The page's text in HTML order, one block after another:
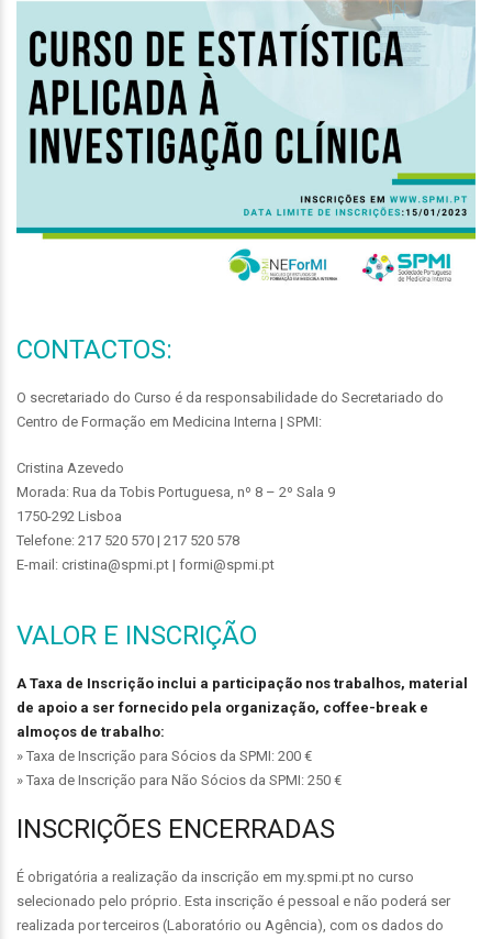
CONTACTOS:
O secretariado do Curso é da responsabilidade do Secretariado do
Centro de Formação em Medicina Interna | SPMI:
Cristina Azevedo
Morada: Rua da Tobis Portuguesa, nº 8 – 2º Sala 9
1750-292 Lisboa
Telefone: 217 520 570 | 217 520 578
E-mail: cristina@spmi.pt | formi@spmi.pt
VALOR E INSCRIÇÃO
A Taxa de Inscrição inclui a participação nos trabalhos, material
de apoio a ser fornecido pela organização, coffee-break e
almoços de trabalho:
» Taxa de Inscrição para Sócios da SPMI: 200 €
» Taxa de Inscrição para Não Sócios da SPMI: 250 €
INSCRIÇÕES ENCERRADAS
É obrigatória a realização da inscrição em my.spmi.pt no curso
selecionado pelo próprio. Esta inscrição é pessoal e não poderá ser
realizada por terceiros (Laboratório ou Agência), com os dados do